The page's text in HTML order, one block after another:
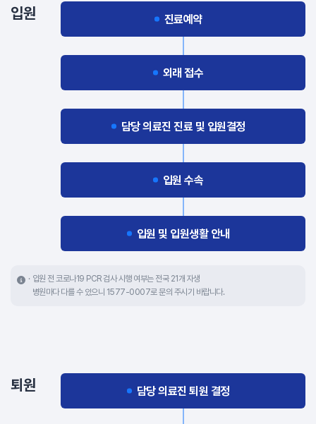
입원 진료예약
외래 접수
담당 의료진 진료 및 입원결정
입원 수속
입원 및 입원생활 안내
입원 전 코로나19 PCR 검사 시행 여부는 전국 21개 자생
병원마다 다를 수 있으니 1577-0007로 문의 주시기 바랍니다.
퇴원 담당 의료진 퇴원 결정